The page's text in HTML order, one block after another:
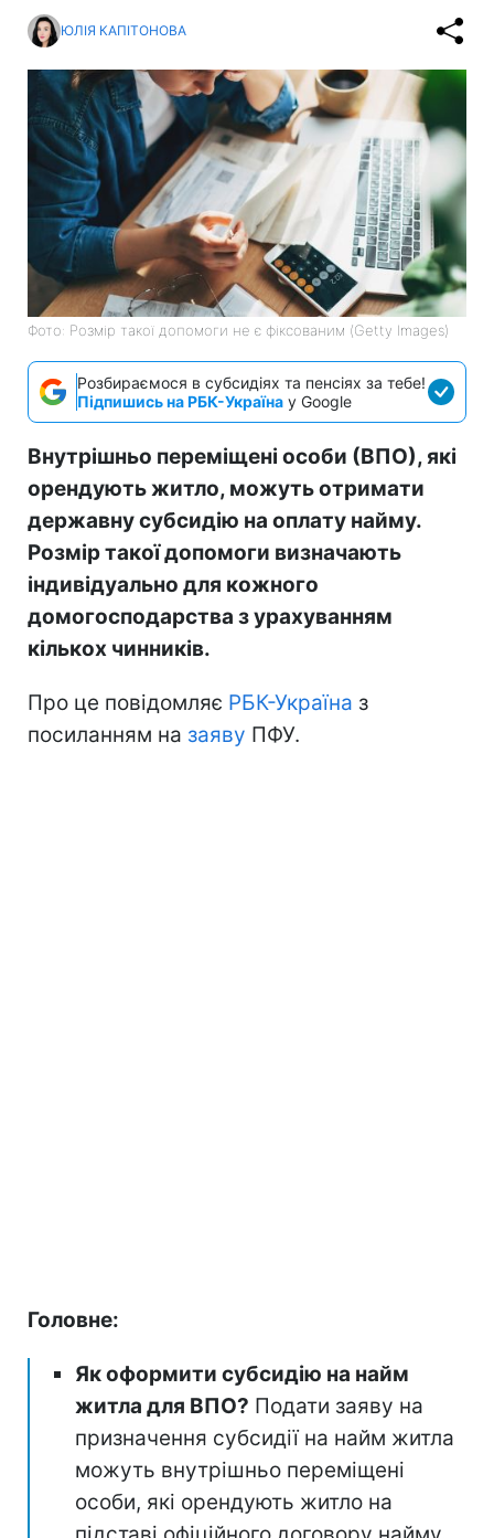
ЮЛІЯ КАПІТОНОВА
Фото: Розмір такої допомоги не є фіксованим (Getty Images)
Розбираємося в субсидіях та пенсіях за тебе!
Підпишись на РБК-Україна у Google
Внутрішньо переміщені особи (ВПО), які
орендують житло, можуть отримати
державну субсидію на оплату найму.
Розмір такої допомоги визначають
індивідуально для кожного
домогосподарства з урахуванням
кількох чинників.
Про це повідомляє РБК-Україна з
посиланням на заяву ПФУ.
Головне:
Як оформити субсидію на найм
житла для ВПО? Подати заяву на
призначення субсидії на найм житла
можуть внутрішньо переміщені
особи, які орендують житло на